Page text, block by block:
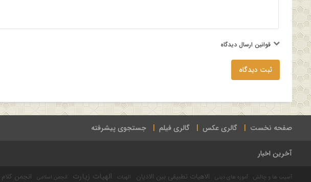
قوانین ارسال دیدگاه
ثبت دیدگاه
صفحه نخست گالری عکس گالری فیلم جستجوی پیشرفته
آخرین اخبار
آسیب ها و چالش آموزه های دینی الاهیات تطبیقی بین الادیان الهیات الهیات زیارت انجمن اسلامی انجمن کلام